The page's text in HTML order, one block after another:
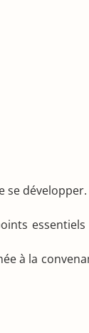
se développer.
essentiels
à la